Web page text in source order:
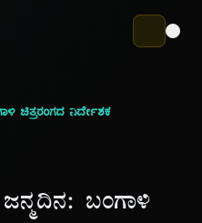
ಚಿತ್ರರಂಗದ ನಿರ್ದೇಶಕ
ಬಂಗಾಳಿ